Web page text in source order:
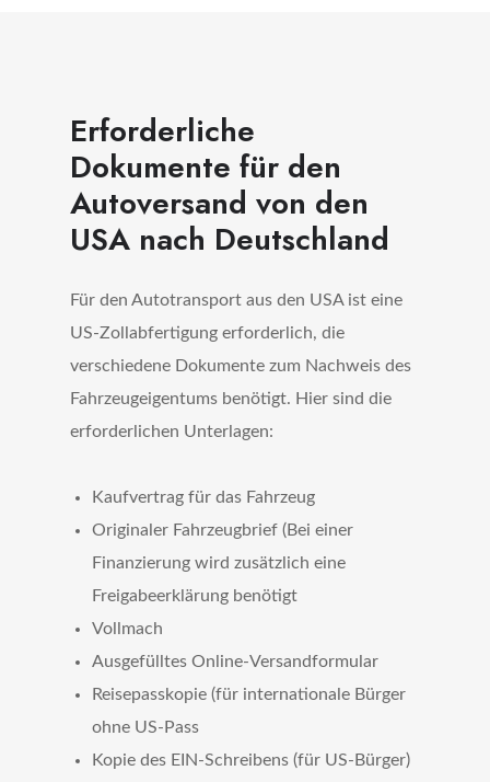
Erforderliche
Dokumente für den
Autoversand von den
USA nach Deutschland
Für den Autotransport aus den USA ist eine
US-Zollabfertigung erforderlich, die
verschiedene Dokumente zum Nachweis des
Fahrzeugeigentums benötigt. Hier sind die
erforderlichen Unterlagen:
Kaufvertrag für das Fahrzeug
Originaler Fahrzeugbrief (Bei einer
Finanzierung wird zusätzlich eine
Freigabeerklärung benötigt
Vollmach
Ausgefülltes Online-Versandformular
Reisepasskopie (für internationale Bürger
ohne US-Pass
Kopie des EIN-Schreibens (für US-Bürger)